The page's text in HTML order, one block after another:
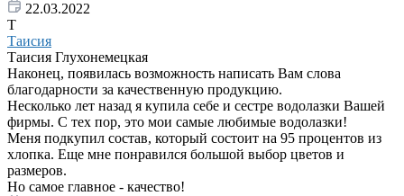
22.03.2022
Т
Таисия
Таисия Глухонемецкая
Наконец, появилась возможность написать Вам слова
благодарности за качественную продукцию.
Несколько лет назад я купила себе и сестре водолазки Вашей
фирмы. С тех пор, это мои самые любимые водолазки!
Меня подкупил состав, который состоит на 95 процентов из
хлопка. Еще мне понравился большой выбор цветов и
размеров.
Но самое главное - качество!